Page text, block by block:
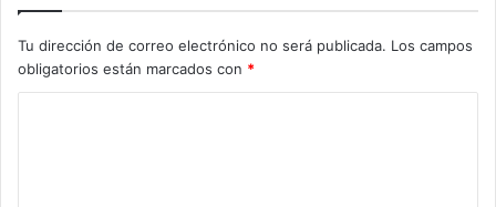
Tu dirección de correo electrónico no será publicada. Los campos
obligatorios están marcados con *